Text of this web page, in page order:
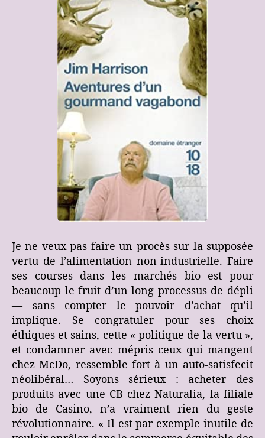
Je ne veux pas faire un procès sur la supposée
vertu de l’alimentation non-industrielle. Faire
ses courses dans les marchés bio est pour
beaucoup le fruit d’un long processus de dépli
— sans compter le pouvoir d’achat qu’il
implique. Se congratuler pour ses choix
éthiques et sains, cette « politique de la vertu »,
et condamner avec mépris ceux qui mangent
chez McDo, ressemble fort à un auto-satisfecit
néolibéral… Soyons sérieux : acheter des
produits avec une CB chez Naturalia, la filiale
bio de Casino, n’a vraiment rien du geste
révolutionnaire. « Il est par exemple inutile de